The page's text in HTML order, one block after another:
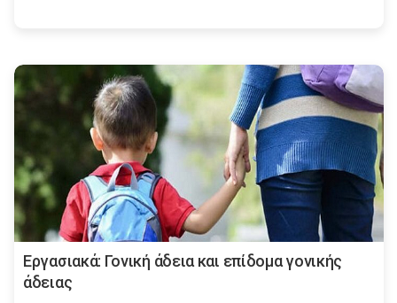
Εργασιακά: Γονική άδεια και επίδομα γονικής
άδειας